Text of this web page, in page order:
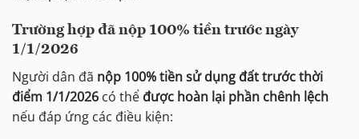
Trường hợp đã nộp 100% tiền trước ngày
1/1/2026
Người dân đã nộp 100% tiền sử dụng đất trước thời
điểm 1/1/2026 có thể được hoàn lại phần chênh lệch
nếu đáp ứng các điều kiện: